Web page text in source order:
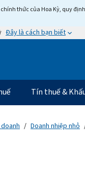
thức của Hoa Kỳ, quy
Đây là cách bạn biết
Tín thuế &
Doanh nhiệp nhỏ